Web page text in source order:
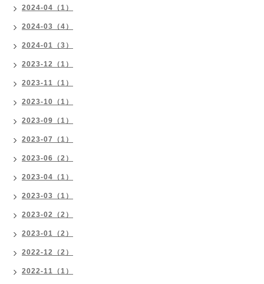
2024-04（1）
2024-03（4）
2024-01（3）
2023-12（1）
2023-11（1）
2023-10（1）
2023-09（1）
2023-07（1）
2023-06（2）
2023-04（1）
2023-03（1）
2023-02（2）
2023-01（2）
2022-12（2）
2022-11（1）